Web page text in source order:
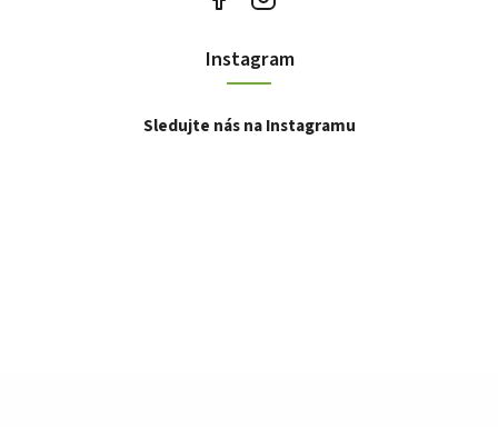
Instagram
Sledujte nás na Instagramu